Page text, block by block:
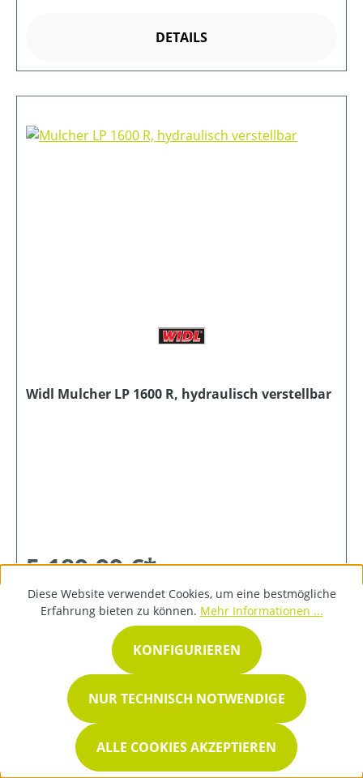
DETAILS
Widl Mulcher LP 1600 R, hydraulisch verstellbar
5.189,99 €*
DETAILS
Diese Website verwendet Cookies, um eine bestmögliche
Erfahrung bieten zu können. Mehr Informationen ...
NUR TECHNISCH NOTWENDIGE
KONFIGURIEREN
ALLE COOKIES AKZEPTIEREN